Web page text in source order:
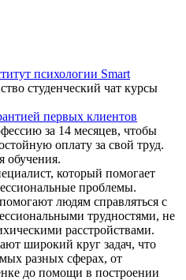
психологии Smart
студенческий чат курсы
первых клиентов
за 14 месяцев, чтобы
оплату за свой труд.
обучения.
который помогает
проблемы.
людям справляться с
трудностями, не
расстройствами.
широкий круг задач, что
разных сферах, от
до помощи в построении